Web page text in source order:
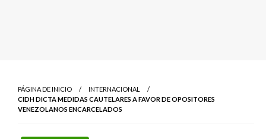
PÁGINA DE INICIO
INTERNACIONAL
CIDH DICTA MEDIDAS CAUTELARES A FAVOR DE OPOSITORES
VENEZOLANOS ENCARCELADOS